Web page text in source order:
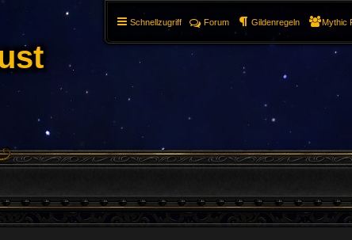
Schnellzugriff Forum Gildenregeln Mythic